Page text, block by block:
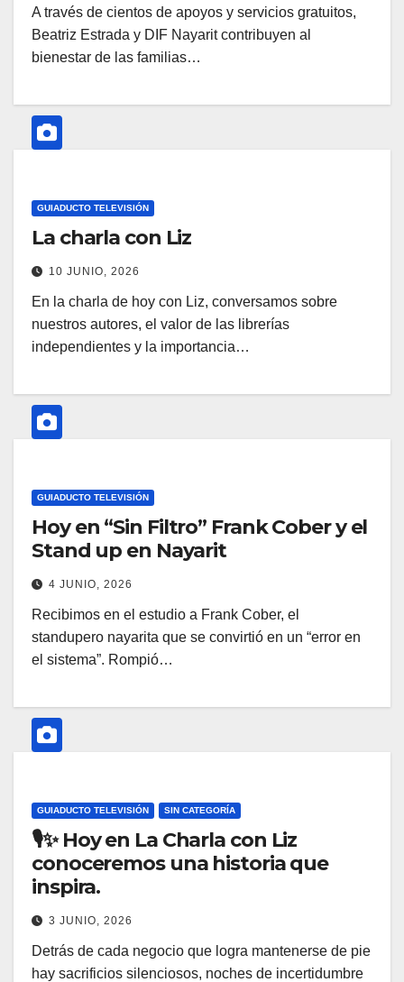
A través de cientos de apoyos y servicios gratuitos,
Beatriz Estrada y DIF Nayarit contribuyen al
bienestar de las familias…
GUIADUCTO TELEVISIÓN
La charla con Liz
10 JUNIO, 2026
En la charla de hoy con Liz, conversamos sobre
nuestros autores, el valor de las librerías
independientes y la importancia…
GUIADUCTO TELEVISIÓN
Hoy en “Sin Filtro” Frank Cober y el
Stand up en Nayarit
4 JUNIO, 2026
Recibimos en el estudio a Frank Cober, el
standupero nayarita que se convirtió en un “error en
el sistema”. Rompió…
GUIADUCTO TELEVISIÓN SIN CATEGORÍA
🎙️✨ Hoy en La Charla con Liz
conoceremos una historia que
inspira.
3 JUNIO, 2026
Detrás de cada negocio que logra mantenerse de pie
hay sacrificios silenciosos, noches de incertidumbre